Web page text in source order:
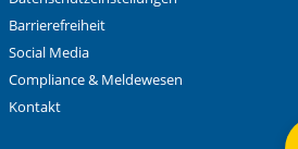
Barrierefreiheit
Social Media
Compliance & Meldewesen
Kontakt